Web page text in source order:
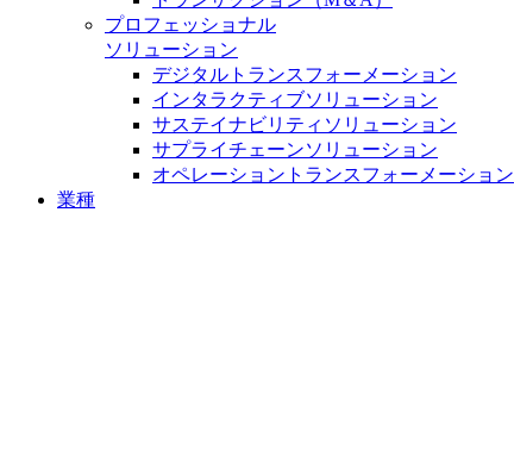
プロフェッショナル
ソリューション
デジタルトランスフォーメーション
インタラクティブソリューション
サステイナビリティソリューション
サプライチェーンソリューション
オペレーショントランスフォーメーション
業種